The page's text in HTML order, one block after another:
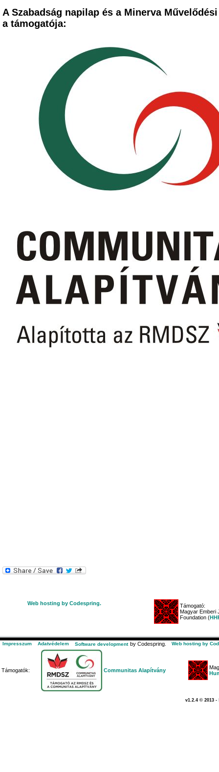
A Szabadság napilap és a Minerva
a támogatója:
Web hosting by Codespring.
Támogató:
Magyar Emberi
Foundation (
Impresszum Adatvédelem Software development by Codespring. Web hosting by
Támogatók: Communitas Alapítvány
v1.2.4 © 2013